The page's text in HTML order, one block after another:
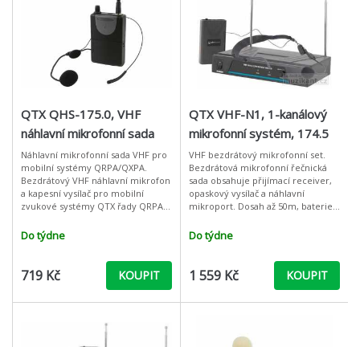
QTX QHS-175.0, VHF
náhlavní mikrofonní sada
pro mobilní systémy
QRPA/QXPA, 175,0 MHz
Náhlavní mikrofonní sada VHF pro
mobilní systémy QRPA/QXPA.
Bezdrátový VHF náhlavní mikrofon
a kapesní vysílač pro mobilní
zvukové systémy QTX řady QRPA a
MHz, napájení pomocí AA baterií,
Do týdne
719 Kč KOUPIT
QTX VHF-N1, 1-kanálový
mikrofonní systém, 174.5
MHz
VHF bezdrátový mikrofonní set.
Bezdrátová mikrofonní řečnická
sada obsahuje přijímací receiver,
opaskový vysílač a náhlavní
mikroport. Dosah až 50m, baterie a
dodávky. Přenosová frekvence
Do týdne
1 559 Kč KOUPIT